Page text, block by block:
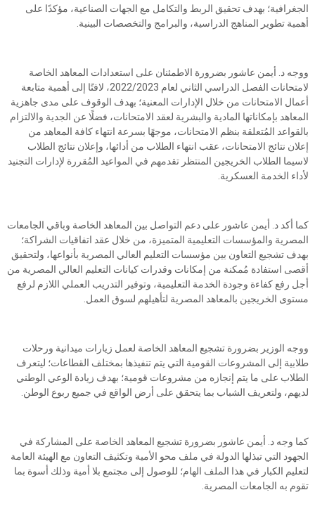
الجغرافية؛ بهدف تحقيق الربط والتكامل مع الجهات الصناعية، مؤكدًا على
أهمية تطوير المناهج الدراسية، والبرامج والتخصصات البينية.
ووجه د. أيمن عاشور بضرورة الاطمئنان على استعدادات المعاهد الخاصة
لامتحانات الفصل الدراسي الثاني لعام 2022/2023، لافتًا إلى أهمية متابعة
أعمال الامتحانات من خلال الإدارات المعنية؛ بهدف الوقوف على مدى جاهزية
المعاهد بإمكاناتها المادية والبشرية لعقد الامتحانات، فضلًا عن الجدية والالتزام
بالقواعد المُتعلقة بنظم الامتحانات، موجهًا بسرعة انتهاء كافة المعاهد من
إعلان نتائج الامتحانات، عقب انتهاء الطلاب من أدائها، وإعلان نتائج الطلاب
لاسيما الطلاب الخريجين المنتظر تقدمهم في المواعيد المُقررة لإدارات التجنيد
لأداء الخدمة العسكرية.
كما أكد د. أيمن عاشور على دعم التواصل بين المعاهد الخاصة وباقي الجامعات
المصرية والمؤسسات التعليمية المتميزة، من خلال عقد اتفاقيات الشراكة؛
بهدف تشجيع التعاون بين مؤسسات التعليم العالي المصرية بأنواعها، ولتحقيق
أقصى استفادة مُمكنة من إمكانات وقدرات كيانات التعليم العالي المصرية من
أجل رفع كفاءة وجودة الخدمة التعليمية، وتوفير التدريب العملي اللازم لرفع
مستوى الخريجين بالمعاهد المصرية لتأهيلهم لسوق العمل.
ووجه الوزير بضرورة تشجيع المعاهد الخاصة لعمل زيارات ميدانية ورحلات
طلابية إلى المشروعات القومية التي يتم تنفيذها بمختلف القطاعات؛ ليتعرف
الطلاب على ما يتم إنجازه من مشروعات قومية؛ بهدف زيادة الوعي الوطني
لديهم، ولتعريف الشباب بما يتحقق على أرض الواقع في جميع ربوع الوطن.
كما وجه د. أيمن عاشور بضرورة تشجيع المعاهد الخاصة على المشاركة في
الجهود التي تبذلها الدولة في ملف محو الأمية وتكثيف التعاون مع الهيئة العامة
لتعليم الكبار في هذا الملف الهام؛ للوصول إلى مجتمع بلا أمية وذلك أسوة بما
تقوم به الجامعات المصرية.